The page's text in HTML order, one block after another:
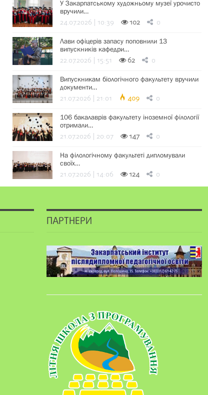
У Закарпатському художньому музеї урочисто
вручили…
24.07.2026 | 10:39 102 0
Лави офіцерів запасу поповнили 13
випускників кафедри…
22.07.2026 | 15:51 62 0
Випускникам біологічного факультету вручили
документи…
21.07.2026 | 21:01 409 0
106 бакалаврів факультету іноземної філології
отримали…
21.07.2026 | 20:07 147 0
На філологічному факультеті дипломували
своїх…
21.07.2026 | 14:06 124 0
ПАРТНЕРИ